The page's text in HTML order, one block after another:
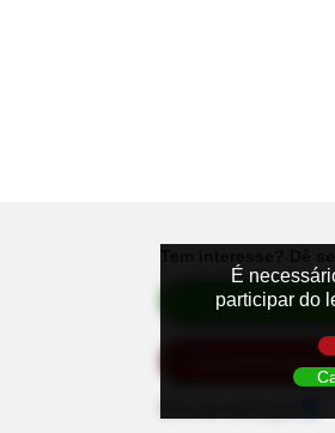
Automático
É
participar do